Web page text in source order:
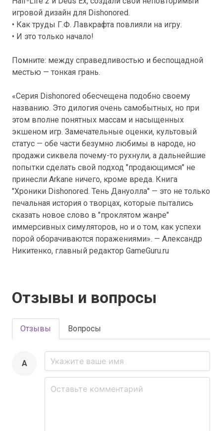
игровой дизайн для Dishonored.
• Как труды Г.Ф. Лавкрафта повлияли на игру.
• И это только начало!
Помните: между справедливостью и беспощадной
местью — тонкая грань.
«Серия Dishonored обесчещена подобно своему
названию. Это дилогия очень самобытных, но при
этом вполне понятных массам и насыщенных
экшеном игр. Замечательные оценки, культовый
статус — обе части безумно любимы в народе, но
продажи сиквела почему-то рухнули, а дальнейшие
попытки сделать свой подход "продающимся" не
принесли Arkane ничего, кроме вреда. Книга
"Хроники Dishonored. Тень Дануолла" — это не только
печальная история о творцах, которые пытались
сказать новое слово в "проклятом жанре"
иммерсивных симуляторов, но и о том, как успехи
порой оборачиваются поражениями». — Александр
Никитенко, главный редактор GameGuru.ru
Отзывы и вопросы
Отзывы Вопросы
A